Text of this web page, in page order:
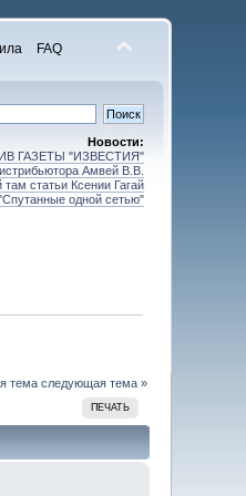
FAQ
Новости:
ГАЗЕТЫ "ИЗВЕСТИЯ"
Амвей В.В.
статьи Ксении Гагай
одной сетью"
тема следующая тема »
ПЕЧАТЬ